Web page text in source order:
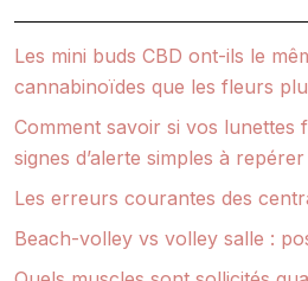
Les mini buds CBD ont-ils le
cannabinoïdes que les fleurs
Comment savoir si vos lunettes
signes d’alerte simples à repérer
Les erreurs courantes des
Beach-volley vs volley salle :